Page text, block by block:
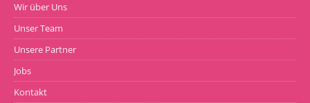
Wir über Uns
Unser Team
Unsere Partner
Jobs
Kontakt